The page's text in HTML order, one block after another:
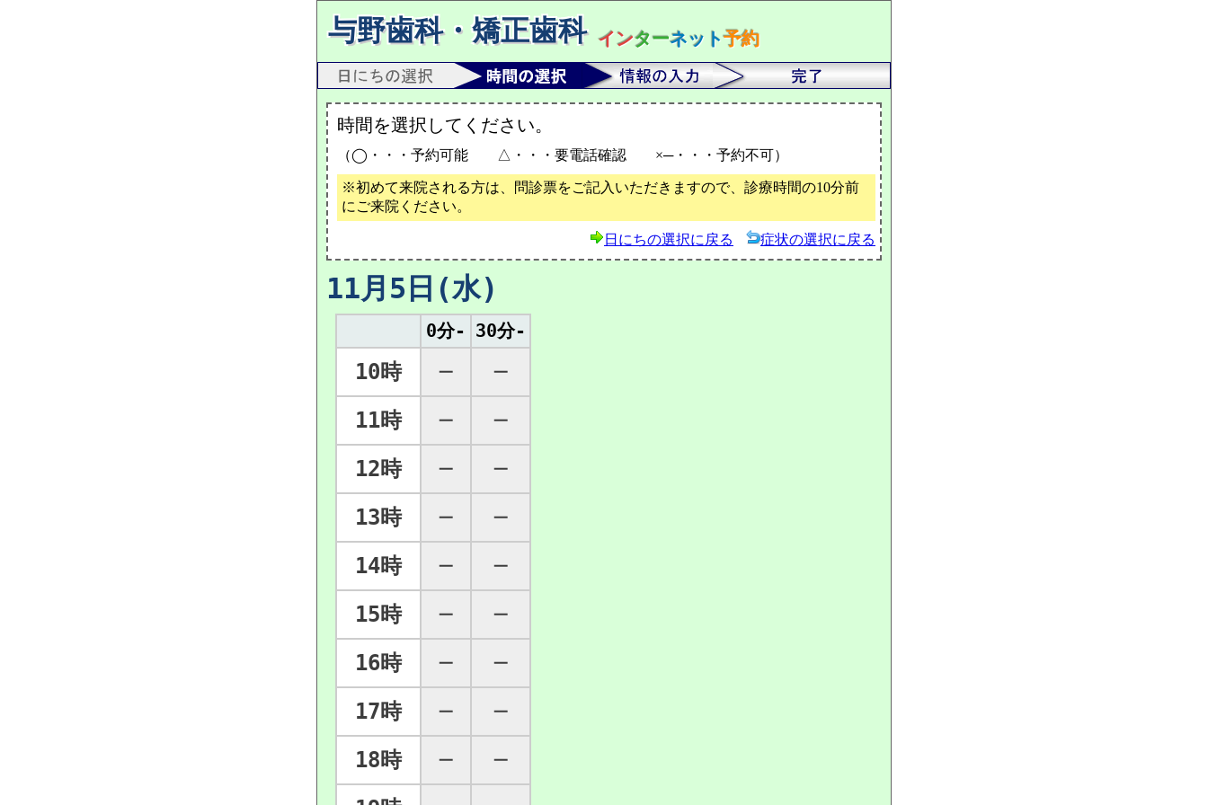
与野歯科・矯正歯科 インターネット予約
時間を選択してください。
（◯・・・予約可能 △・・・要電話確認 ×─・・・予約不可）
※初めて来院される方は、問診票をご記入いただきますので、診療時間の10分前
にご来院ください。
日にちの選択に戻る 症状の選択に戻る
11月5日(水)
0分- 30分-
10時 ─
─
11時
─
─
12時
─
─
13時
─
─
14時
─
─
15時
─
─
16時
─
─
17時
─
─
18時
─
─